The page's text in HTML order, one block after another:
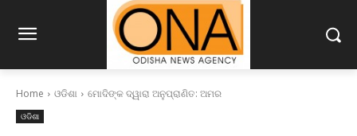
Home ଓଡିଶା ମୋଦିଙ୍କ ଦ୍ୱାରା ଅନୁପ୍ରାଣିତ: ଅମର
ଓଡିଶା